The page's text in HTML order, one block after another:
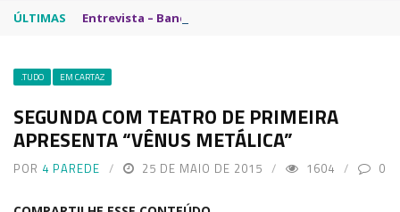
ÚLTIMAS Entrevista – Bando de Palhaços | Riso que Desarma
.TUDO EM CARTAZ
SEGUNDA COM TEATRO DE PRIMEIRA
APRESENTA “VÊNUS METÁLICA”
POR 4 PAREDE 25 DE MAIO DE 2015 1604 0